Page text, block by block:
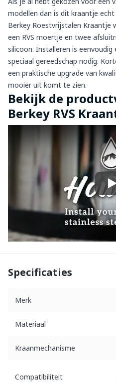
modellen dan is dit kraantje
Berkey Roestvrijstalen Kraantje
een RVS moertje en twee
silicoon. Installeren is eenvoudig
speciaal gereedschap nodig.
een praktische upgrade van
mooier uit komt te zien.
Bekijk de
Berkey RVS
Specificaties
Merk
Materiaal
Kraanmechanisme
Compatibiliteit